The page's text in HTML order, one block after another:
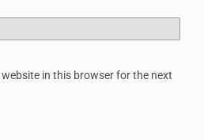
in this browser for the next